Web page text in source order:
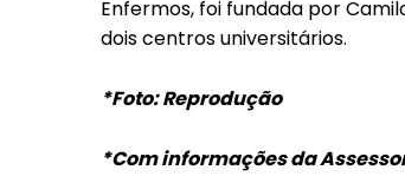
Enfermos, foi fundada por
dois centros universitários.
*Foto: Reprodução
*Com informações da